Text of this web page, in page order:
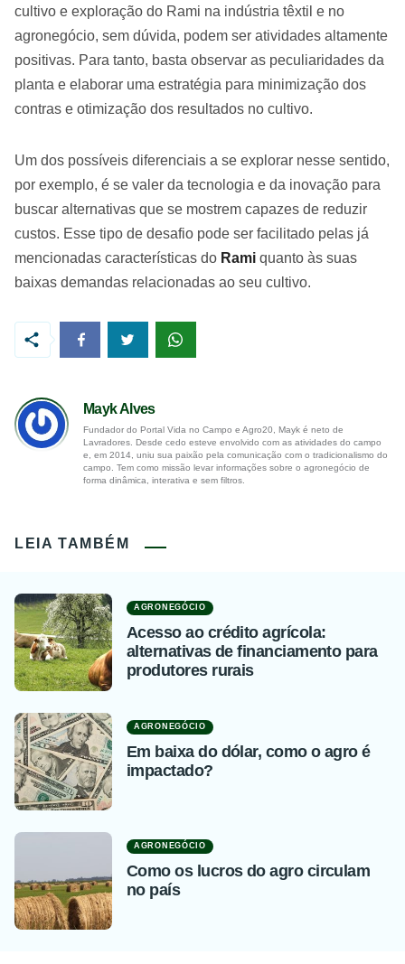
cultivo e exploração do Rami na indústria têxtil e no
agronegócio, sem dúvida, podem ser atividades altamente
positivas. Para tanto, basta observar as peculiaridades da
planta e elaborar uma estratégia para minimização dos
contras e otimização dos resultados no cultivo.
Um dos possíveis diferenciais a se explorar nesse sentido,
por exemplo, é se valer da tecnologia e da inovação para
buscar alternativas que se mostrem capazes de reduzir
custos. Esse tipo de desafio pode ser facilitado pelas já
mencionadas características do Rami quanto às suas
baixas demandas relacionadas ao seu cultivo.
Mayk Alves
Fundador do Portal Vida no Campo e Agro20, Mayk é neto de
Lavradores. Desde cedo esteve envolvido com as atividades do campo
e, em 2014, uniu sua paixão pela comunicação com o tradicionalismo do
campo. Tem como missão levar informações sobre o agronegócio de
forma dinâmica, interativa e sem filtros.
LEIA TAMBÉM
AGRONEGÓCIO
Acesso ao crédito agrícola:
alternativas de financiamento para
produtores rurais
AGRONEGÓCIO
Em baixa do dólar, como o agro é
impactado?
AGRONEGÓCIO
Como os lucros do agro circulam
no país